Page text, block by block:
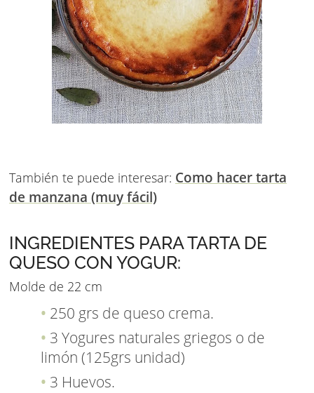
También te puede interesar: Como hacer tarta
de manzana (muy fácil)
INGREDIENTES PARA TARTA DE
QUESO CON YOGUR:
Molde de 22 cm
250 grs de queso crema.
3 Yogures naturales griegos o de
limón (125grs unidad)
3 Huevos.